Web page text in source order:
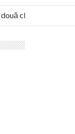
clădiri de 14